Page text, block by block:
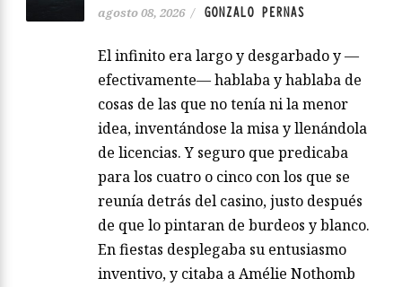
agosto 08, 2026 / GONZALO PERNAS
El infinito era largo y desgarbado y —
efectivamente— hablaba y hablaba de
cosas de las que no tenía ni la menor
idea, inventándose la misa y llenándola
de licencias. Y seguro que predicaba
para los cuatro o cinco con los que se
reunía detrás del casino, justo después
de que lo pintaran de burdeos y blanco.
En fiestas desplegaba su entusiasmo
inventivo, y citaba a Amélie Nothomb